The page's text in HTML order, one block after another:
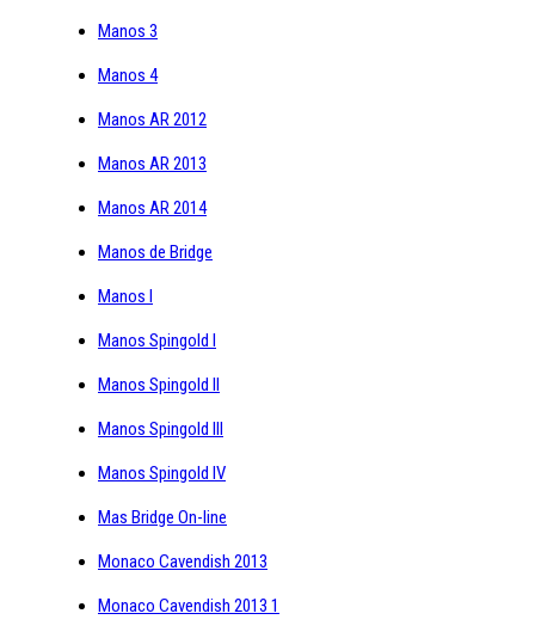
Manos 3
Manos 4
Manos AR 2012
Manos AR 2013
Manos AR 2014
Manos de Bridge
Manos I
Manos Spingold I
Manos Spingold II
Manos Spingold III
Manos Spingold IV
Mas Bridge On-line
Monaco Cavendish 2013
Monaco Cavendish 2013 1